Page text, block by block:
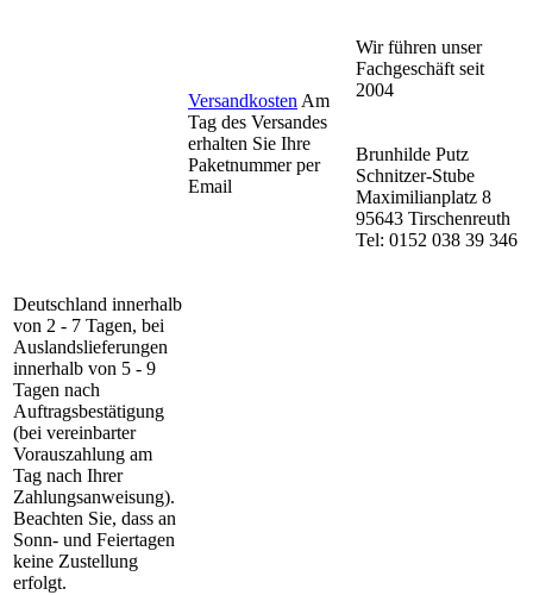
Versandkosten Am
Tag des Versandes
erhalten Sie Ihre
Paketnummer per
Email
Wir führen unser
Fachgeschäft seit
2004
Brunhilde Putz
Schnitzer-Stube
Maximilianplatz 8
95643 Tirschenreuth
Tel: 0152 038 39 346
Deutschland innerhalb
von 2 - 7 Tagen, bei
Auslandslieferungen
innerhalb von 5 - 9
Tagen nach
Auftragsbestätigung
(bei vereinbarter
Vorauszahlung am
Tag nach Ihrer
Zahlungsanweisung).
Beachten Sie, dass an
Sonn- und Feiertagen
keine Zustellung
erfolgt.